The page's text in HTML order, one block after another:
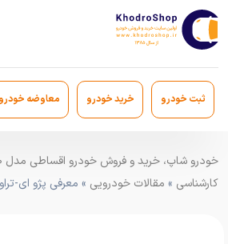
ثبت خودرو خرید خودرو معاوضه خودرو
کارشناسی » مقالات خودرویی » معرفی پژو ای-